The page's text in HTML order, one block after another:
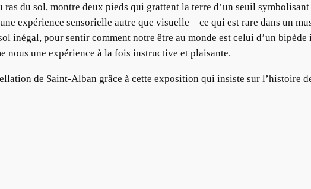
du sol, montre deux pieds qui grattent la terre d’un seuil
expérience sensorielle autre que visuelle – ce qui est rare dans un
inégal, pour sentir comment notre être au monde est celui d’un
nous une expérience à la fois instructive et plaisante.
de Saint-Alban grâce à cette exposition qui insiste sur l’histoire